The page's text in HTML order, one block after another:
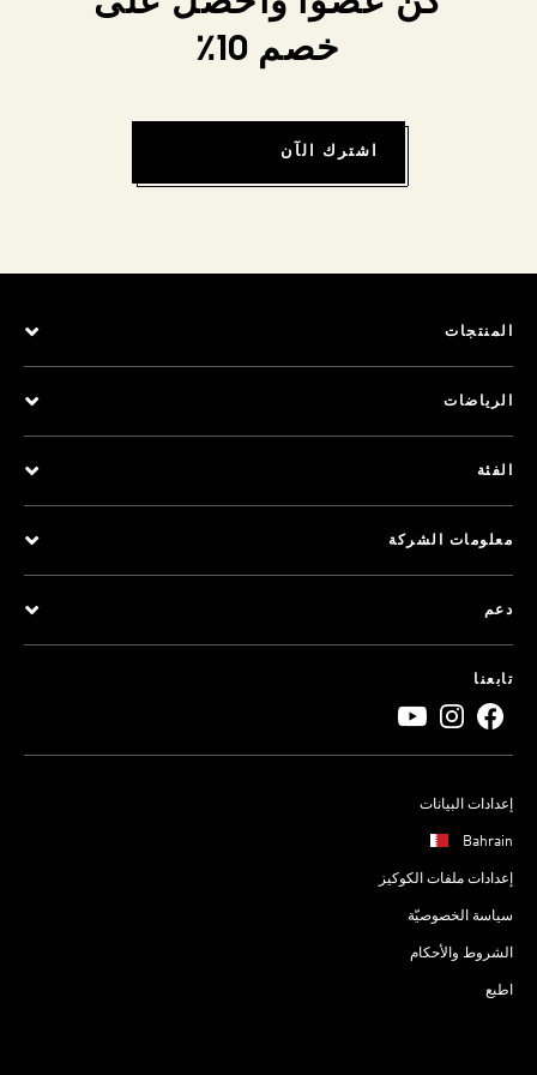
خصم 10٪
اشترك الآن
المنتجات
الرياضات
الفئة
معلومات الشركة
دعم
تابعنا
إعدادات البيانات
Bahrain
إعدادات ملفات الكوكيز
سياسة الخصوصيّة
الشروط والأحكام
اطبع